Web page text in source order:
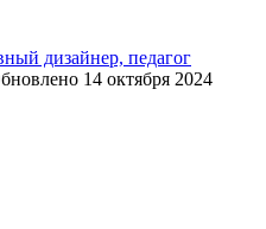
дизайнер, педагог
14 октября 2024